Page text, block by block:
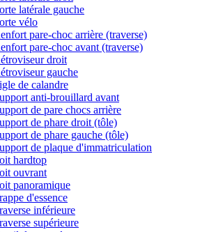
latérale gauche
vélo
pare-choc arrière (traverse)
pare-choc avant (traverse)
droit
gauche
de calandre
anti-brouillard avant
de pare chocs arrière
de phare droit (tôle)
de phare gauche (tôle)
de plaque d'immatriculation
hardtop
ouvrant
panoramique
d'essence
inférieure
supérieure